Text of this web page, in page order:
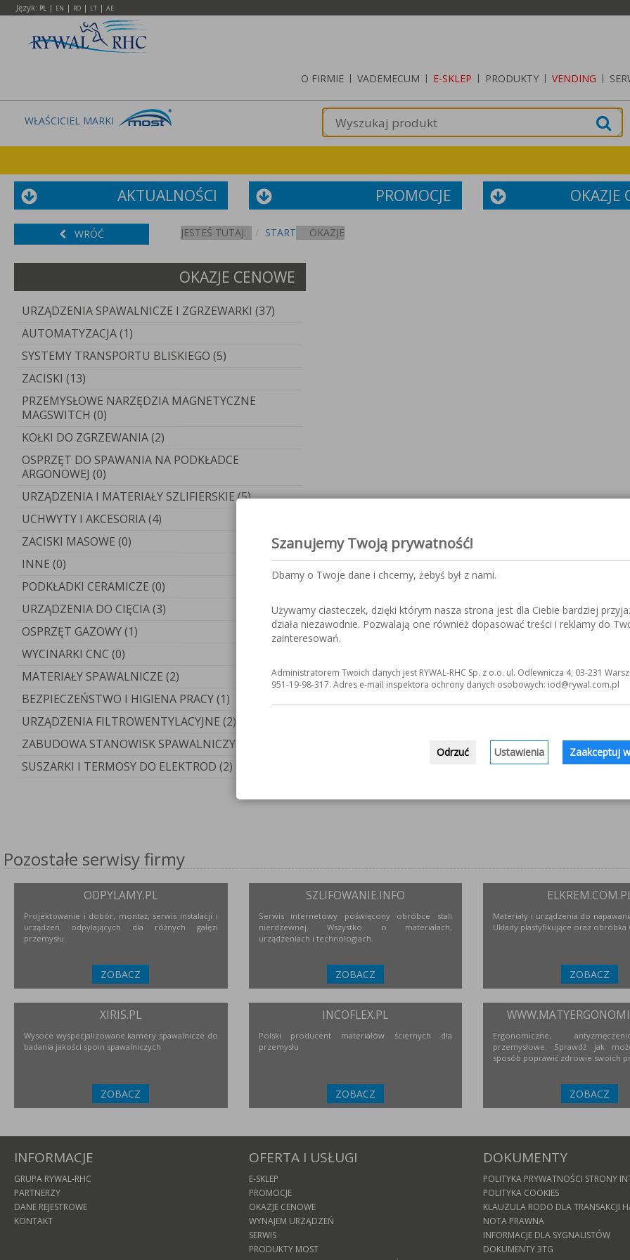
Język: PL | EN | RO | LT | AE
O FIRMIE | VADEMECUM | E-SKLEP | PRODUKTY | VENDING |
WŁAŚCICIEL MARKI
AKTUALNOŚCI PROMOCJE OKAZJE
WRÓĆ JESTEŚ TUTAJ: START OKAZJE
OKAZJE CENOWE
URZĄDZENIA SPAWALNICZE I ZGRZEWARKI (37)
AUTOMATYZACJA (1)
SYSTEMY TRANSPORTU BLISKIEGO (5)
ZACISKI (13)
PRZEMYSŁOWE NARZĘDZIA MAGNETYCZNE
MAGSWITCH (0)
KOŁKI DO ZGRZEWANIA (2)
OSPRZĘT DO SPAWANIA NA PODKŁADCE
ARGONOWEJ (0)
URZĄDZENIA I MATERIAŁY SZLIFIERSKIE (5)
UCHWYTY I AKCESORIA (4)
ZACISKI MASOWE (0)
INNE (0)
PODKŁADKI CERAMICZE (0)
URZĄDZENIA DO CIĘCIA (3)
OSPRZĘT GAZOWY (1)
WYCINARKI CNC (0)
MATERIAŁY SPAWALNICZE (2)
BEZPIECZEŃSTWO I HIGIENA PRACY (1)
URZĄDZENIA FILTROWENTYLACYJNE (2)
ZABUDOWA STANOWISK SPAWALNICZYCH (3)
SUSZARKI I TERMOSY DO ELEKTROD (2)
Pozostałe serwisy firmy
ODPYLAMY.PL
Projektowanie i dobór, montaż, serwis instalacji i
urządzeń odpylających dla różnych gałęzi
przemysłu.
ZOBACZ
SZLIFOWANIE.INFO
Serwis internetowy poświęcony obróbce stali
nierdzewnej. Wszystko o materiałach,
urządzeniach i technologiach.
ZOBACZ
Materiały i urządzenia do
Układy plastyfikujące oraz obróbka
ZOBACZ
XIRIS.PL
Wysoce wyspecjalizowane kamery spawalnicze do
badania jakości spoin spawalniczych
ZOBACZ
INCOFLEX.PL
Polski producent materiałów ściernych dla
przemysłu
ZOBACZ
Ergonomiczne,
przemysłowe. Sprawdź jak
sposób poprawić zdrowie swoich
ZOBACZ
INFORMACJE
GRUPA RYWAL-RHC
PARTNERZY
DANE REJESTROWE
KONTAKT
OFERTA I USŁUGI
E-SKLEP
PROMOCJE
OKAZJE CENOWE
WYNAJEM URZĄDZEŃ
SERWIS
PRODUKTY MOST
DOKUMENTY
POLITYKA PRYWATNOŚCI STRONY
POLITYKA COOKIES
KLAUZULA RODO DLA TRANSAKCJI
NOTA PRAWNA
INFORMACJE DLA SYGNALISTÓW
DOKUMENTY 3TG
Szanujemy Twoją prywatność!
Dbamy o Twoje dane i chcemy, żebyś był z nami.
Używamy ciasteczek, dzięki którym nasza strona jest dla Ciebie bardziej
działa niezawodnie. Pozwalają one również dopasować treści i reklamy do
zainteresowań.
Administratorem Twoich danych jest RYWAL-RHC Sp. z o.o. ul. Odlewnicza 4, 03-231
951-19-98-317. Adres e-mail inspektora ochrony danych osobowych: iod@rywal.com.pl
Odrzuć Ustawienia Zaakceptuj